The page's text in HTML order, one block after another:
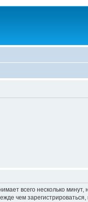
всего несколько
чем